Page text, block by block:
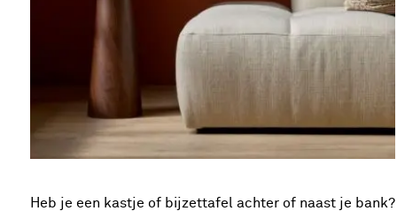
Heb je een kastje of bijzettafel achter of naast je bank?